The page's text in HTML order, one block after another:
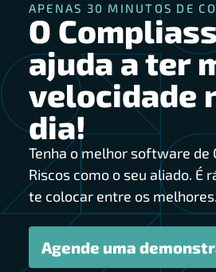
APENAS 30 MINUTOS DE
O
ajuda a ter
velocidade
dia!
Tenha o melhor software de
Riscos como o seu aliado. É
te colocar entre os melhores.
Agende uma